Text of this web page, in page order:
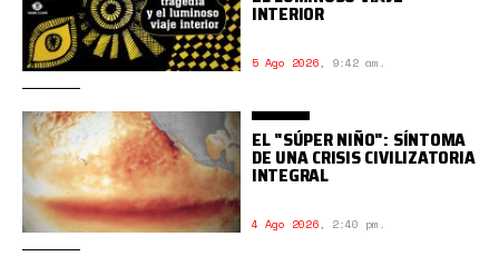
INTERIOR
5 Ago 2026, 9:42 am.
EL "SÚPER NIÑO": SÍNTOMA
DE UNA CRISIS CIVILIZATORIA
INTEGRAL
4 Ago 2026, 2:40 pm.